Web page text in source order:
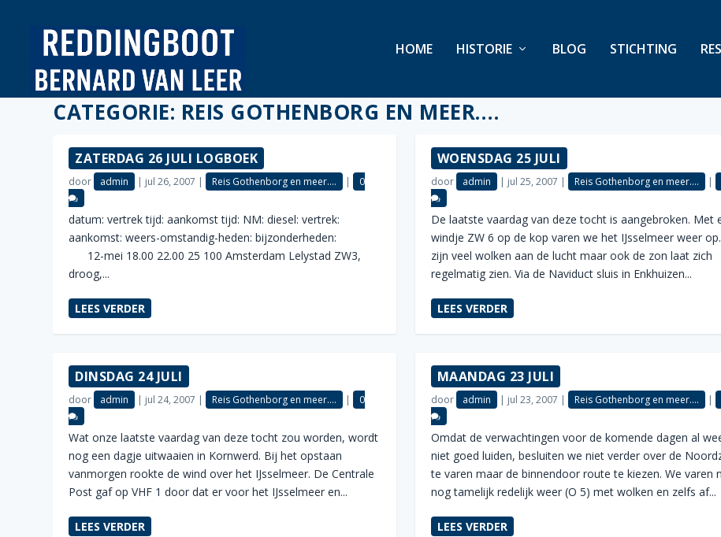
HOME HISTORIE BLOG STICHTING
CATEGORIE: REIS GOTHENBORG EN MEER….
ZATERDAG 26 JULI LOGBOEK
door admin | jul 26, 2007 | Reis Gothenborg en meer.... | 0
datum: vertrek tijd: aankomst tijd: NM: diesel: vertrek:
aankomst: weers-omstandig-heden: bijzonderheden:
12-mei 18.00 22.00 25 100 Amsterdam Lelystad ZW3,
droog,...
LEES VERDER
DINSDAG 24 JULI
door admin | jul 24, 2007 | Reis Gothenborg en meer.... | 0
Wat onze laatste vaardag van deze tocht zou worden, wordt
nog een dagje uitwaaien in Kornwerd. Bij het opstaan
vanmorgen rookte de wind over het IJsselmeer. De Centrale
Post gaf op VHF 1 door dat er voor het IJsselmeer en...
LEES VERDER
WOENSDAG 25 JULI
door admin | jul 25, 2007 | Reis Gothenborg en meer.... |
De laatste vaardag van deze tocht is aangebroken. Met
windje ZW 6 op de kop varen we het IJsselmeer weer
zijn veel wolken aan de lucht maar ook de zon laat zich
regelmatig zien. Via de Naviduct sluis in Enkhuizen...
LEES VERDER
MAANDAG 23 JULI
door admin | jul 23, 2007 | Reis Gothenborg en meer.... |
Omdat de verwachtingen voor de komende dagen al
niet goed luiden, besluiten we niet verder over de
te varen maar de binnendoor route te kiezen. We varen
nog tamelijk redelijk weer (O 5) met wolken en zelfs af...
LEES VERDER